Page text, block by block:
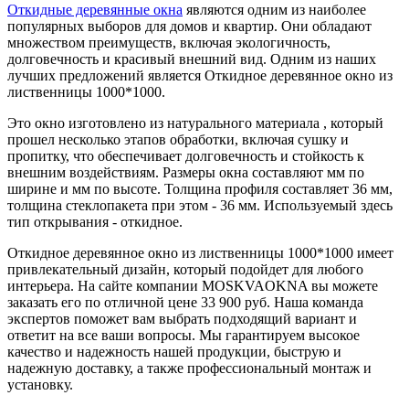
Откидные деревянные окна являются одним из наиболее
популярных выборов для домов и квартир. Они обладают
множеством преимуществ, включая экологичность,
долговечность и красивый внешний вид. Одним из наших
лучших предложений является Откидное деревянное окно из
лиственницы 1000*1000.
Это окно изготовлено из натурального материала , который
прошел несколько этапов обработки, включая сушку и
пропитку, что обеспечивает долговечность и стойкость к
внешним воздействиям. Размеры окна составляют мм по
ширине и мм по высоте. Толщина профиля составляет 36 мм,
толщина стеклопакета при этом - 36 мм. Используемый здесь
тип открывания - откидное.
Откидное деревянное окно из лиственницы 1000*1000 имеет
привлекательный дизайн, который подойдет для любого
интерьера. На сайте компании MOSKVAOKNA вы можете
заказать его по отличной цене 33 900 руб. Наша команда
экспертов поможет вам выбрать подходящий вариант и
ответит на все ваши вопросы. Мы гарантируем высокое
качество и надежность нашей продукции, быструю и
надежную доставку, а также профессиональный монтаж и
установку.